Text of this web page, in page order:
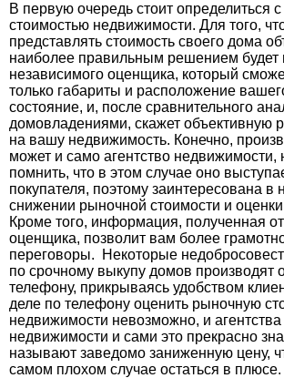
В первую очередь стоит определиться
стоимостью недвижимости. Для того,
представлять стоимость своего дома
наиболее правильным решением будет
независимого оценщика, который
только габариты и расположение
состояние, и, после сравнительного
домовладениями, скажет объективную
на вашу недвижимость. Конечно,
может и само агентство недвижимости,
помнить, что в этом случае оно
покупателя, поэтому заинтересована в
снижении рыночной стоимости и
Кроме того, информация, полученная
оценщика, позволит вам более
переговоры. Некоторые
по срочному выкупу домов производят
телефону, прикрываясь удобством
деле по телефону оценить рыночную
недвижимости невозможно, и
недвижимости и сами это прекрасно
называют заведомо заниженную цену,
самом плохом случае остаться в плюсе.